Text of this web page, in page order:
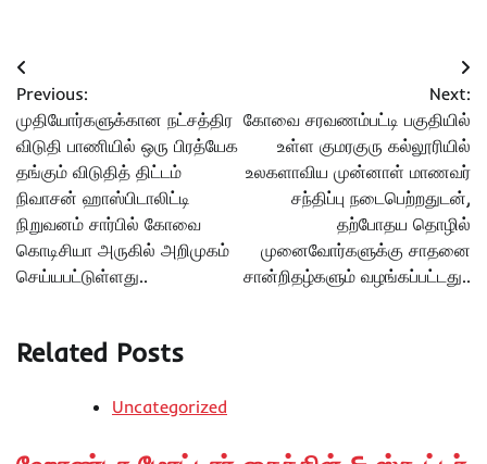
Post
navigation
Previous:
முதியோர்களுக்கான நட்சத்திர
விடுதி பாணியில் ஒரு பிரத்யேக
தங்கும் விடுதித் திட்டம்
நிவாசன் ஹாஸ்பிடாலிட்டி
நிறுவனம் சார்பில் கோவை
கொடிசியா அருகில் அறிமுகம்
செய்யபட்டுள்ளது..
Next:
கோவை சரவணம்பட்டி பகுதியில்
உள்ள குமரகுரு கல்லூரியில்
உலகளாவிய முன்னாள் மாணவர்
சந்திப்பு நடைபெற்றதுடன்,
தற்போதய தொழில்
முனைவோர்களுக்கு சாதனை
சான்றிதழ்களும் வழங்கப்பட்டது..
Related Posts
Uncategorized